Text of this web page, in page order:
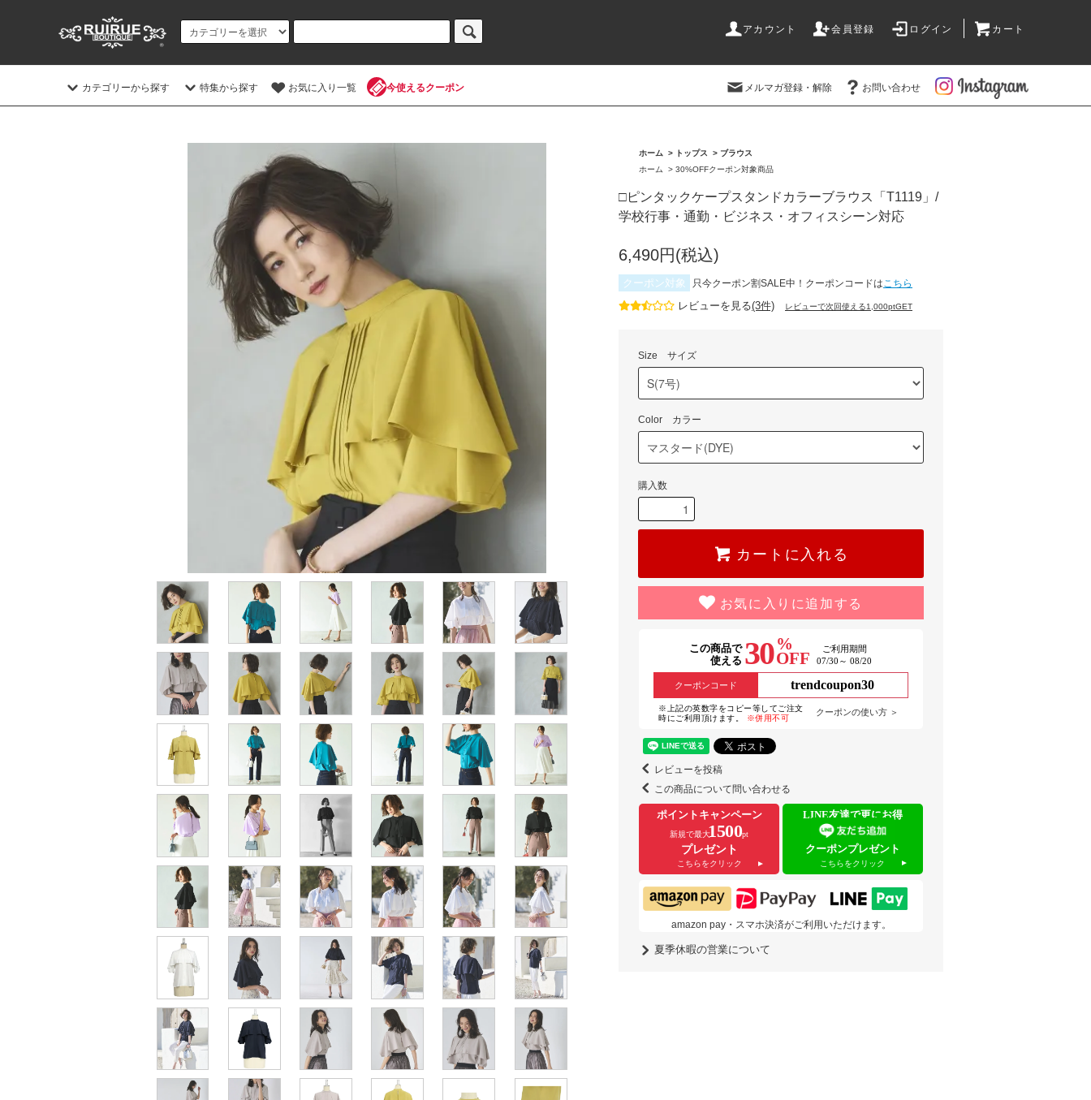
アカウント 会員登録 ログイン カート
カテゴリーから探す 特集から探す お気に入り一覧 今使えるクーポン メルマガ登録・解除 お問い合わせ
ホーム > トップス > ブラウス
ホーム
> 30%OFFクーポン対象商品
□ピンタックケープスタンドカラーブラウス「T1119」/
学校行事・通勤・ビジネス・オフィスシーン対応
6,490円(税込)
クーポン対象 只今クーポン割SALE中！クーポンコードはこちら
レビューを見る(3件) レビューで次回使える1,000ptGET
Size サイズ
Color カラー
購入数
カートに入れる
お気に入りに追加する
この商品で
使える 30%
OFF
ご利用期間
07/30～ 08/20
クーポンコード trendcoupon30
※上記の英数字をコピー等してご注文
時にご利用頂けます。
※併用不可
クーポンの使い方 ＞
レビューを投稿
この商品について問い合わせる
ポイントキャンペーン
新規で最大1500pt
プレゼント
こちらをクリック
LINE友達で更にお得
クーポンプレゼント
こちらをクリック
amazon pay・スマホ決済がご利用いただけます。
夏季休暇の営業について